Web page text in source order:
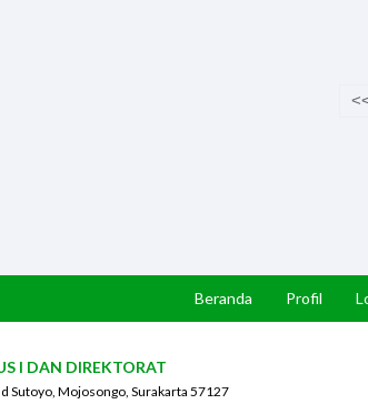
Beranda Profil
I DAN DIREKTORAT
Sutoyo, Mojosongo, Surakarta 57127